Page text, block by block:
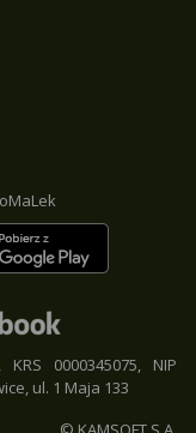
0000345075, NIP
ul. 1 Maja 133